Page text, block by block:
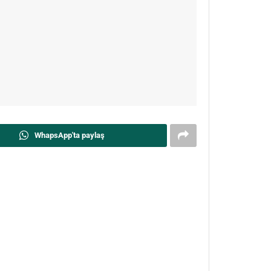
WhapsApp'ta paylaş